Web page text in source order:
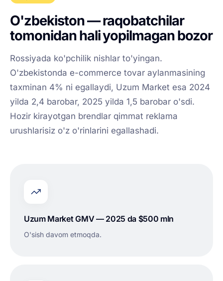
O'zbekiston — raqobatchilar
tomonidan hali yopilmagan bozor
Rossiyada ko'pchilik nishlar to'yingan.
O'zbekistonda e-commerce tovar aylanmasining
taxminan 4% ni egallaydi, Uzum Market esa 2024
yilda 2,4 barobar, 2025 yilda 1,5 barobar o'sdi.
Hozir kirayotgan brendlar qimmat reklama
urushlarisiz o'z o'rinlarini egallashadi.
Uzum Market GMV — 2025 da $500 mln
O'sish davom etmoqda.